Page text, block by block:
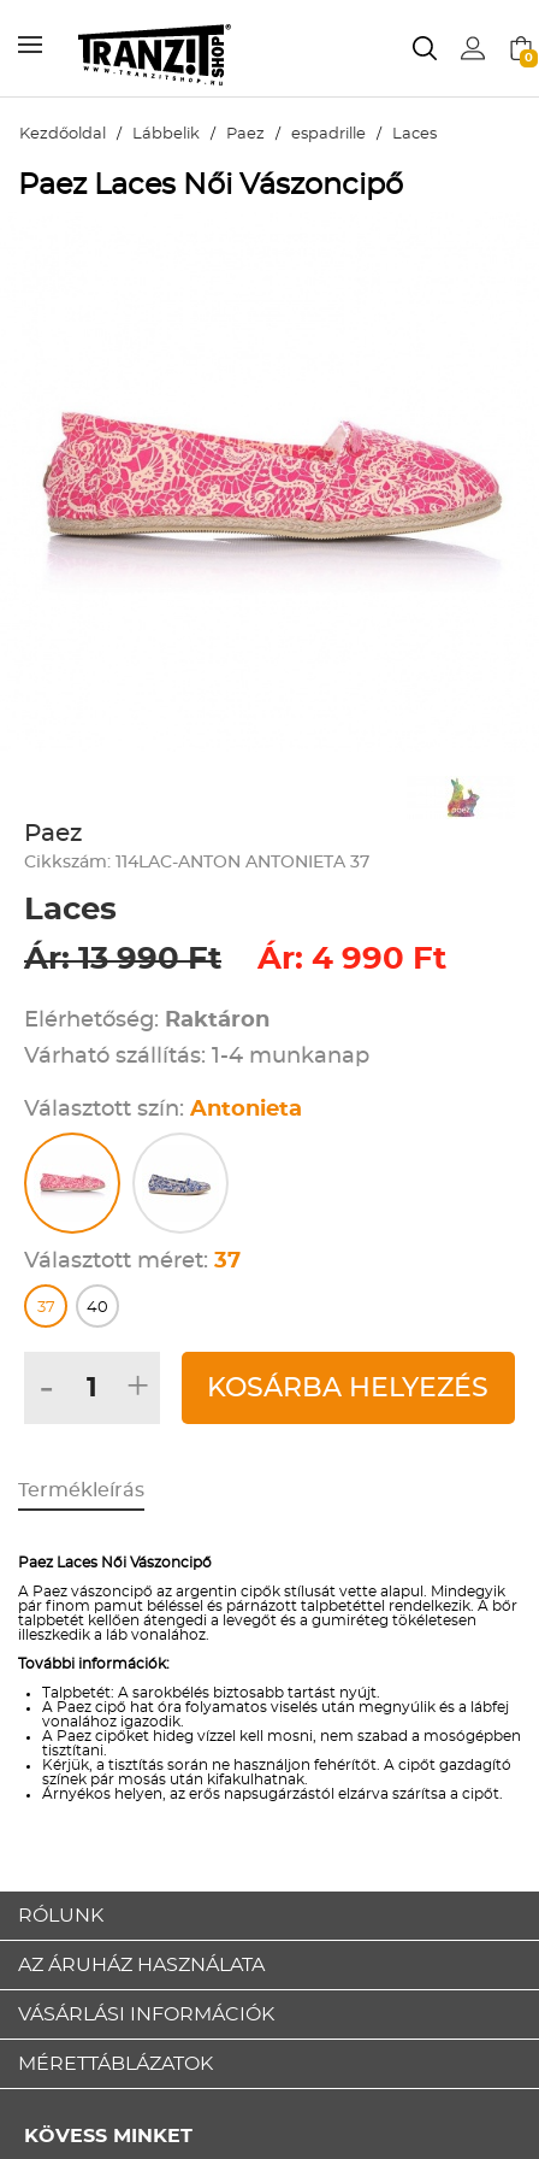
0
Kezdőoldal / Lábbelik / Paez / espadrille / Laces
Paez Laces Női Vászoncipő
Paez
Cikkszám: 114LAC-ANTON ANTONIETA 37
Laces
Ár: 13 990 Ft
Ár: 4 990 Ft
Elérhetőség: Raktáron
Várható szállítás: 1-4 munkanap
Választott szín: Antonieta
Választott méret: 37
37 40
- + KOSÁRBA HELYEZÉS
Termékleírás
Paez Laces Női Vászoncipő
A Paez vászoncipő az argentin cipők stílusát vette alapul. Mindegyik
pár finom pamut béléssel és párnázott talpbetéttel rendelkezik. A bőr
talpbetét kellően átengedi a levegőt és a gumiréteg tökéletesen
illeszkedik a láb vonalához.
További információk:
Talpbetét: A sarokbélés biztosabb tartást nyújt.
A Paez cipő hat óra folyamatos viselés után megnyúlik és a lábfej
vonalához igazodik.
A Paez cipőket hideg vízzel kell mosni, nem szabad a mosógépben
tisztítani.
Kérjük, a tisztítás során ne használjon fehérítőt. A cipőt gazdagító
színek pár mosás után kifakulhatnak.
Árnyékos helyen, az erős napsugárzástól elzárva szárítsa a cipőt.
RÓLUNK
AZ ÁRUHÁZ HASZNÁLATA
VÁSÁRLÁSI INFORMÁCIÓK
MÉRETTÁBLÁZATOK
KÖVESS MINKET